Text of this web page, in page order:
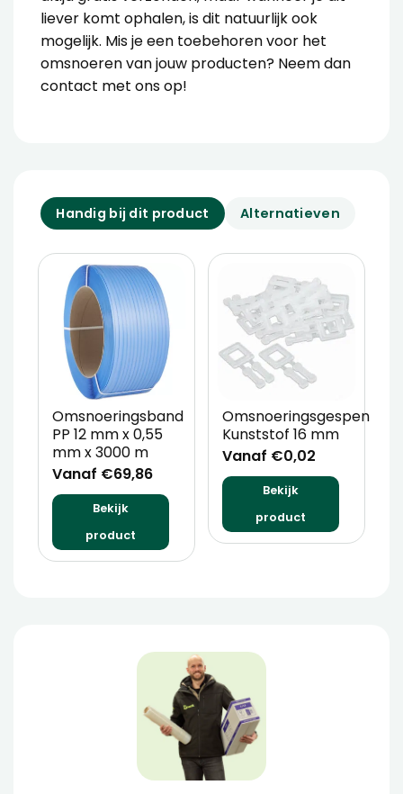
liever komt ophalen, is dit natuurlijk ook
mogelijk. Mis je een toebehoren voor het
omsnoeren van jouw producten? Neem dan
contact met ons op!
Handig bij dit product Alternatieven
Omsnoeringsband
PP 12 mm x 0,55
mm x 3000 m
Vanaf €69,86
Bekijk
product
Omsnoeringsgespen
Kunststof 16 mm
Vanaf €0,02
Bekijk
product